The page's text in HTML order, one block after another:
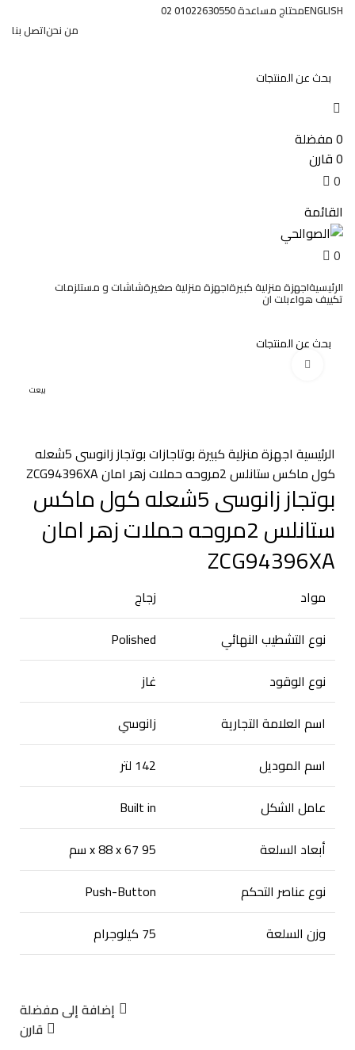
ENGLISHمحتاج مساعدة 01022630550 02
من نحناتصل بنا
0مفضلة
0قارن
0
القائمة
0
الرئيسيةاجهزة منزلية كبيرةاجهزة منزلية صغيرةشاشات و مستلزمات
تكييف هواءبلت ان
بيعت
الرئيسية اجهزة منزلية كبيرةبوتاجازات
بوتجاز زانوسى 5شعله
كول ماكس ستانلس 2مروحه حملات زهر امان ZCG94396XA
بوتجاز زانوسى 5شعله كول ماكس
ستانلس 2مروحه حملات زهر امان
ZCG94396XA
مواد
زجاج
نوع التشطيب النهائي
Polished
نوع الوقود
غاز
اسم العلامة التجارية
زانوسي
اسم الموديل
142 لتر
عامل الشكل
Built in
أبعاد السلعة
95 x 88 x 67 سم
نوع عناصر التحكم
Push-Button
وزن السلعة
75 كيلوجرام
إضافة إلى مفضلة
قارن